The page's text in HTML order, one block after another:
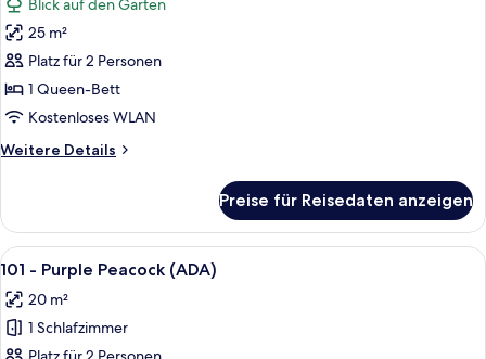
für
Premium-
Zimmer,
1
Queen-
anzeigen
25 m²
Platz für 2 Personen
1 Queen-Bett
Kostenloses WLAN
Weitere Details
Weitere
Zimmer,
Queen-
Preise für Reisedaten anzeigen
Alle
Fotos
für
101
Ein Schlafzimmer mit einem großen
5
101 - Purple Peacock (ADA)
20 m²
1 Schlafzimmer